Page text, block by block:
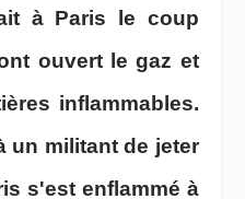
à Paris le coup
ouvert le gaz et
inflammables.
un militant de jeter
s'est enflammé à